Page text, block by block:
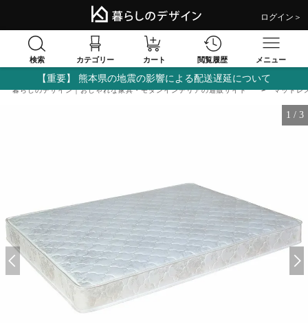
ログイン＞
検索 カテゴリー カート 閲覧履歴 メニュー
【重要】 熊本県の地震の影響による配送遅延について
暮らしのデザイン｜おしゃれな家具・モダンインテリアの通販サイト マットレ
1 / 3